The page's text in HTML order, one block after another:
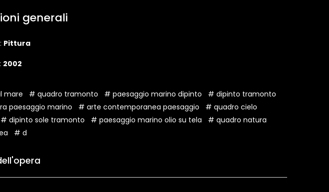
generali
Pittura
2002
mare # quadro tramonto # paesaggio marino dipinto
# dipinto tramonto
paesaggio marino # arte contemporanea paesaggio
# quadro cielo
# dipinto sole tramonto # paesaggio marino olio su tela
# quadro natura
# d